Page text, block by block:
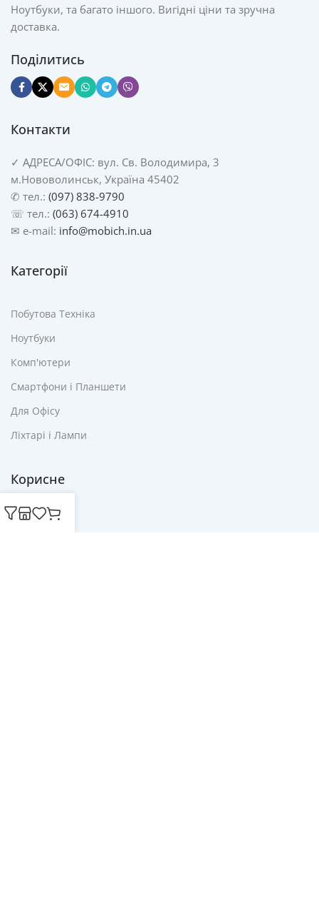
Ноутбуки, та багато іншого. Вигідні ціни та зручна
доставка.
Поділитись
Контакти
✓ АДРЕСА/ОФІС: вул. Св. Володимира, 3
м.Нововолинськ, Україна 45402
✆ тел.: (097) 838-9790
☏ тел.: (063) 674-4910
✉ e-mail: info@mobich.in.ua
Категорії
Побутова Техніка
Ноутбуки
Комп'ютери
Смартфони і Планшети
Для Офісу
Ліхтарі і Лампи
Корисне
Акції